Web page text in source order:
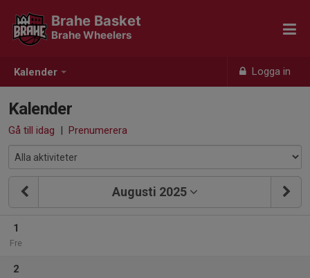
Kalender Logga in
Brahe Basket
Brahe Wheelers
Kalender
Gå till idag | Prenumerera
Augusti 2025
1
Fre
2